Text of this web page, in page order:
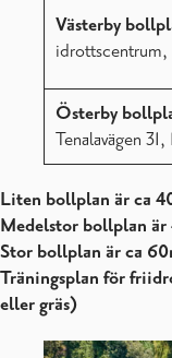
Västerby
idrottscentrum,
Österby
Tenalavägen
Liten bollplan är ca
Medelstor bollplan är
Stor bollplan är ca
Träningsplan för
eller gräs)